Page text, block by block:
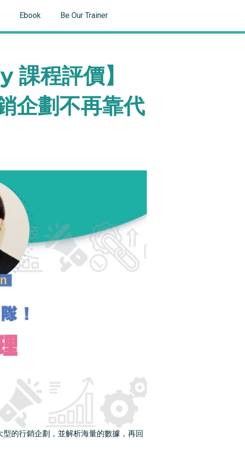
Ebook Be Our Trainer
程評價】
企劃不再靠代
的行銷企劃，並解析海量的數據，再回